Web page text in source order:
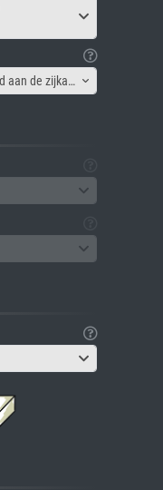
Canvas lijst - Afbeelding gespiegeld aan de zijkant